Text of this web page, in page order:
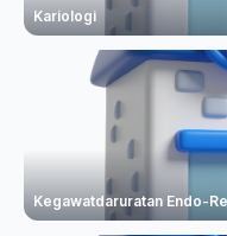
Kariologi
Kegawatdaruratan Endo-